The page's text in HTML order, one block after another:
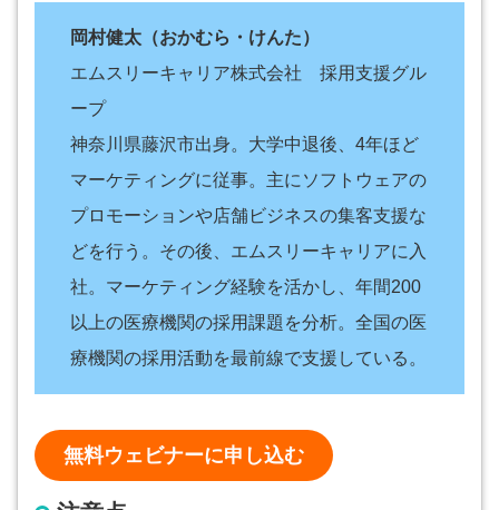
岡村健太（おかむら・けんた）
エムスリーキャリア株式会社 採用支援グル
ープ
神奈川県藤沢市出身。大学中退後、4年ほど
マーケティングに従事。主にソフトウェアの
プロモーションや店舗ビジネスの集客支援な
どを行う。その後、エムスリーキャリアに入
社。マーケティング経験を活かし、年間200
以上の医療機関の採用課題を分析。全国の医
療機関の採用活動を最前線で支援している。
無料ウェビナーに申し込む